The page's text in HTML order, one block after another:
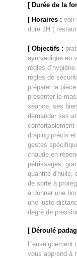
[ Durée de la
[ Horaires : voir
dure 1H (
[ Objectifs :
ayurvédique en
règles
règles de
préparer la
présenter le
séance, ses
demander ses
draping précis
gestes
chaude en
pétrissages,
quantité d'huile,
de sorte à
à donner une
une juste
degré de
[ Déroulé
L'enseignement
vous apprend à